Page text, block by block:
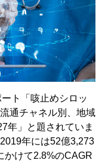
ト「咳止めシロッ
通チャネル別、地域
年」と題されていま
年には52億3,273
かけて2.8%のCAGR